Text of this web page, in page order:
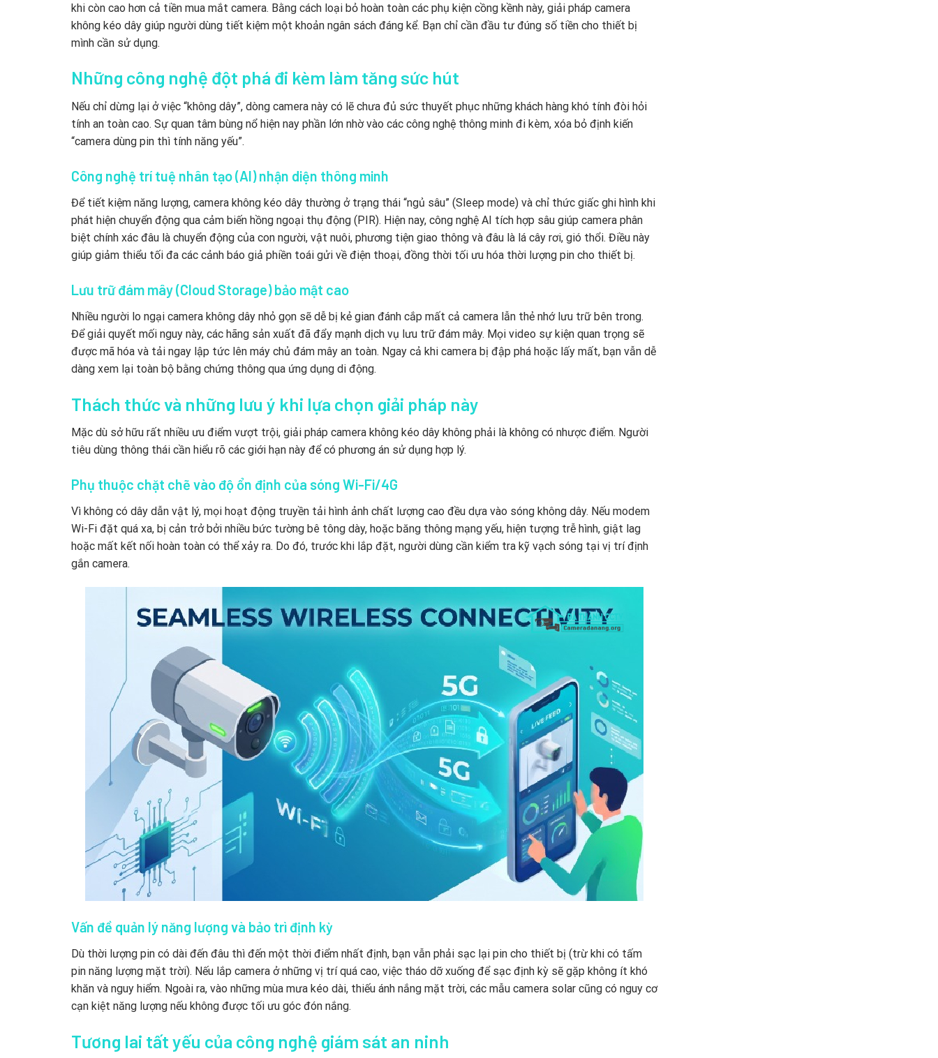
khi còn cao hơn cả tiền mua mắt camera. Bằng cách loại bỏ hoàn toàn các phụ kiện cồng kềnh này, giải pháp camera
không kéo dây giúp người dùng tiết kiệm một khoản ngân sách đáng kể. Bạn chỉ cần đầu tư đúng số tiền cho thiết bị
mình cần sử dụng.
Những công nghệ đột phá đi kèm làm tăng sức hút
Nếu chỉ dừng lại ở việc “không dây”, dòng camera này có lẽ chưa đủ sức thuyết phục những khách hàng khó tính đòi hỏi
tính an toàn cao. Sự quan tâm bùng nổ hiện nay phần lớn nhờ vào các công nghệ thông minh đi kèm, xóa bỏ định kiến
“camera dùng pin thì tính năng yếu”.
Công nghệ trí tuệ nhân tạo (AI) nhận diện thông minh
Để tiết kiệm năng lượng, camera không kéo dây thường ở trạng thái “ngủ sâu” (Sleep mode) và chỉ thức giấc ghi hình khi
phát hiện chuyển động qua cảm biến hồng ngoại thụ động (PIR). Hiện nay, công nghệ AI tích hợp sâu giúp camera phân
biệt chính xác đâu là chuyển động của con người, vật nuôi, phương tiện giao thông và đâu là lá cây rơi, gió thổi. Điều này
giúp giảm thiểu tối đa các cảnh báo giả phiền toái gửi về điện thoại, đồng thời tối ưu hóa thời lượng pin cho thiết bị.
Lưu trữ đám mây (Cloud Storage) bảo mật cao
Nhiều người lo ngại camera không dây nhỏ gọn sẽ dễ bị kẻ gian đánh cắp mất cả camera lẫn thẻ nhớ lưu trữ bên trong.
Để giải quyết mối nguy này, các hãng sản xuất đã đẩy mạnh dịch vụ lưu trữ đám mây. Mọi video sự kiện quan trọng sẽ
được mã hóa và tải ngay lập tức lên máy chủ đám mây an toàn. Ngay cả khi camera bị đập phá hoặc lấy mất, bạn vẫn dễ
dàng xem lại toàn bộ bằng chứng thông qua ứng dụng di động.
Thách thức và những lưu ý khi lựa chọn giải pháp này
Mặc dù sở hữu rất nhiều ưu điểm vượt trội, giải pháp camera không kéo dây không phải là không có nhược điểm. Người
tiêu dùng thông thái cần hiểu rõ các giới hạn này để có phương án sử dụng hợp lý.
Phụ thuộc chặt chẽ vào độ ổn định của sóng Wi-Fi/4G
Vì không có dây dẫn vật lý, mọi hoạt động truyền tải hình ảnh chất lượng cao đều dựa vào sóng không dây. Nếu modem
Wi-Fi đặt quá xa, bị cản trở bởi nhiều bức tường bê tông dày, hoặc băng thông mạng yếu, hiện tượng trễ hình, giật lag
hoặc mất kết nối hoàn toàn có thể xảy ra. Do đó, trước khi lắp đặt, người dùng cần kiểm tra kỹ vạch sóng tại vị trí định
gắn camera.
Vấn đề quản lý năng lượng và bảo trì định kỳ
Dù thời lượng pin có dài đến đâu thì đến một thời điểm nhất định, bạn vẫn phải sạc lại pin cho thiết bị (trừ khi có tấm
pin năng lượng mặt trời). Nếu lắp camera ở những vị trí quá cao, việc tháo dỡ xuống để sạc định kỳ sẽ gặp không ít khó
khăn và nguy hiểm. Ngoài ra, vào những mùa mưa kéo dài, thiếu ánh nắng mặt trời, các mẫu camera solar cũng có nguy cơ
cạn kiệt năng lượng nếu không được tối ưu góc đón nắng.
Tương lai tất yếu của công nghệ giám sát an ninh